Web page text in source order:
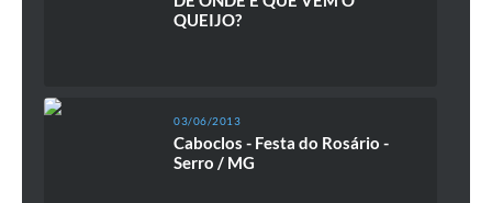
QUEIJO?
03/06/2013
Caboclos - Festa do Rosário -
Serro / MG